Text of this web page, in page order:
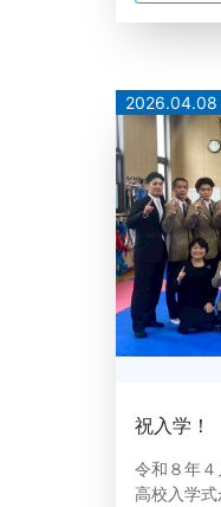
2026.04.08
祝入学！
令和８年
高校入学